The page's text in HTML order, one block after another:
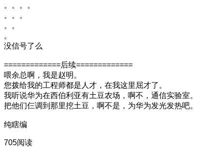
。。。。
。。。
。。
。
没信号了么
=============后续=============
喂余总啊，我是赵明。
您拨给我的工程师都是人才，在我这里屈才了。
我听说华为在西伯利亚有土豆农场，啊不，通信实验室。
把他们仨调到那里挖土豆，啊不是，为华为发光发热吧。
纯瞎编
705阅读